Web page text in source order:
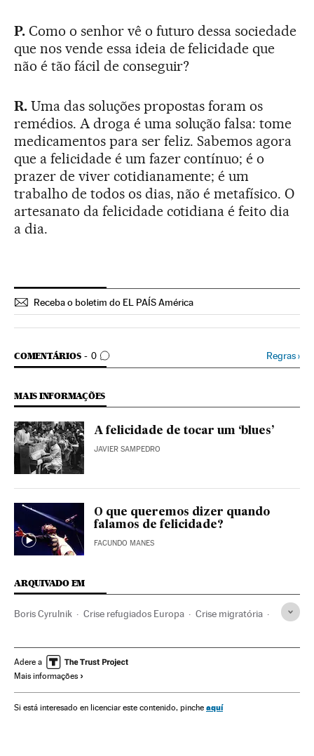
P.Como o senhor vê o futuro dessa sociedade
que nos vende essa ideia de felicidade que
não é tão fácil de conseguir?
R.Uma das soluções propostas foram os
remédios. A droga é uma solução falsa: tome
medicamentos para ser feliz. Sabemos agora
que a felicidade é um fazer contínuo; é o
prazer de viver cotidianamente; é um
trabalho de todos os dias, não é metafísico. O
artesanato da felicidade cotidiana é feito dia
a dia.
Receba o boletim do EL PAÍS América
COMENTÁRIOS 0
COMENTÁRIOS Regras›
MAIS INFORMAÇÕES
A felicidade de tocar um ‘blues’
JAVIER SAMPEDRO
O que queremos dizer quando
falamos de felicidade?
FACUNDO MANES
ARQUIVADO EM
Boris Cyrulnik Crise refugiados Europa Crise migratória
Catástrofes Fronteiras Desastres
Acontecimentos
Ciência
Adere a
Mais informações
Si está interesado en licenciar este contenido, pinche aquí